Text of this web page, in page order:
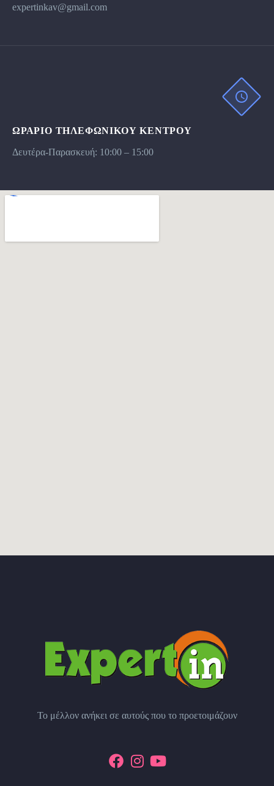
expertinkav@gmail.com
ΩΡΆΡΙΟ ΤΗΛΕΦΩΝΙΚΟΥ ΚΕΝΤΡΟΥ
Δευτέρα-Παρασκευή: 10:00 – 15:00
Το μέλλον ανήκει σε αυτούς που το προετοιμάζουν